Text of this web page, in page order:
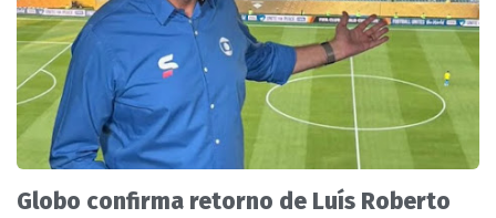
Globo confirma retorno de Luís Roberto